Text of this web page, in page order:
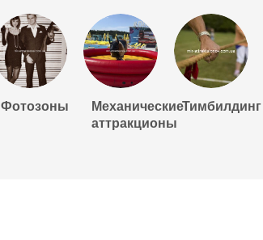
Фотозоны
Механические
аттракционы
Тимбилдинг